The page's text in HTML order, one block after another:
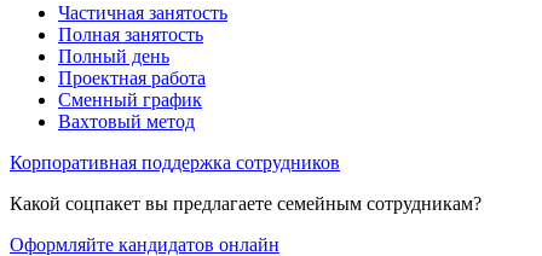
Частичная занятость
Полная занятость
Полный день
Проектная работа
Сменный график
Вахтовый метод
Корпоративная поддержка сотрудников
Какой соцпакет вы предлагаете семейным сотрудникам?
Оформляйте кандидатов онлайн